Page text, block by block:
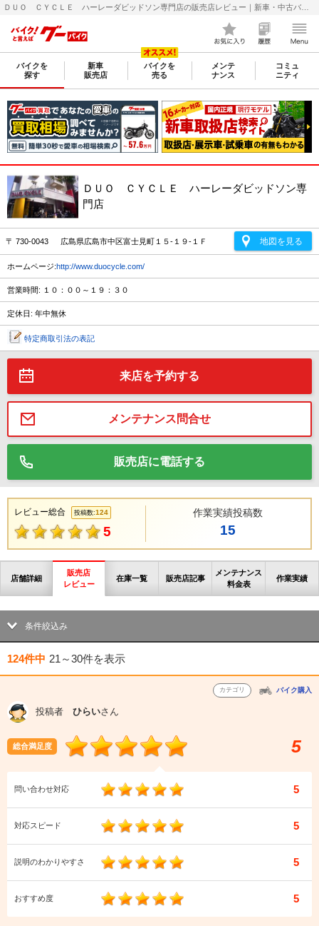
バイクを
探す
新車
販売店
バイクを
売る
メンテ
ナンス
コミュ
ニティ
ＤＵＯ ＣＹＣＬＥ ハーレーダビッドソン専
門店
〒 730-0043 広島県広島市中区富士見町１５-１９-１Ｆ 地図を見る
ホームページ:http://www.duocycle.com/
営業時間: １０：００～１９：３０
定休日: 年中無休
特定商取引法の表記
来店を予約する
メンテナンス問合せ
販売店に電話する
レビュー総合 投稿数:124
5
作業実績投稿数
15
店舗詳細
販売店
レビュー
在庫一覧 販売店記事
メンテナンス
料金表
作業実績
条件絞込み
124件中 21～30件を表示
カテゴリ バイク購入
投稿者 ひらいさん
総合満足度 5
問い合わせ対応 5
対応スピード 5
説明のわかりやすさ 5
おすすめ度 5